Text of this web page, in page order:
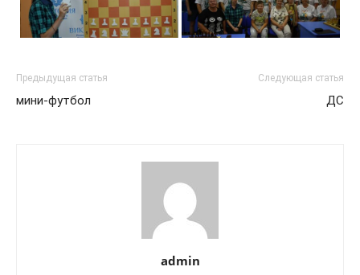
Предыдущая статья
мини-футбол
Следующая статья
ДС
admin